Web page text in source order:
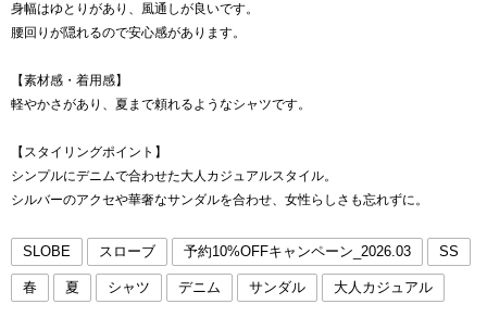
身幅はゆとりがあり、風通しが良いです。
腰回りが隠れるので安心感があります。
【素材感・着用感】
軽やかさがあり、夏まで頼れるようなシャツです。
【スタイリングポイント】
シンプルにデニムで合わせた大人カジュアルスタイル。
シルバーのアクセや華奢なサンダルを合わせ、女性らしさも忘れずに。
SLOBE スローブ 予約10%OFFキャンペーン_2026.03 SS
春 夏 シャツ デニム サンダル 大人カジュアル